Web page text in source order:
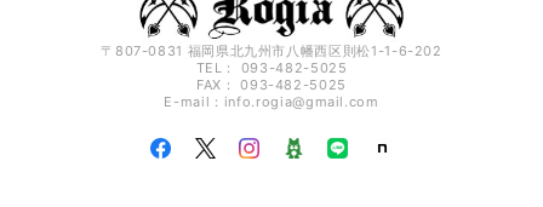
〒807-0831 福岡県北九州市八幡西区則松1-1-6-202
TEL： 093-482-5025
FAX： 093-482-5025
E-mail： info.rogia@gmail.com